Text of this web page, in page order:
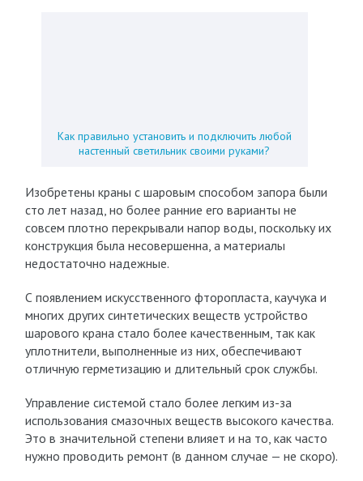
Как правильно установить и подключить любой
настенный светильник своими руками?
Изобретены краны с шаровым способом запора были
сто лет назад, но более ранние его варианты не
совсем плотно перекрывали напор воды, поскольку их
конструкция была несовершенна, а материалы
недостаточно надежные.
С появлением искусственного фторопласта, каучука и
многих других синтетических веществ устройство
шарового крана стало более качественным, так как
уплотнители, выполненные из них, обеспечивают
отличную герметизацию и длительный срок службы.
Управление системой стало более легким из-за
использования смазочных веществ высокого качества.
Это в значительной степени влияет и на то, как часто
нужно проводить ремонт (в данном случае — не скоро).